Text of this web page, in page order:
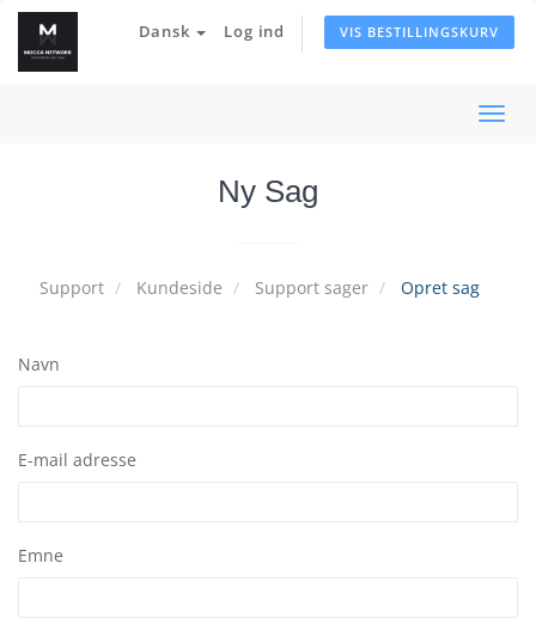
Dansk Log ind VIS BESTILLINGSKURV
Skift
Ny Sag
Support Kundeside Support sager Opret sag
Navn
E-mail adresse
Emne